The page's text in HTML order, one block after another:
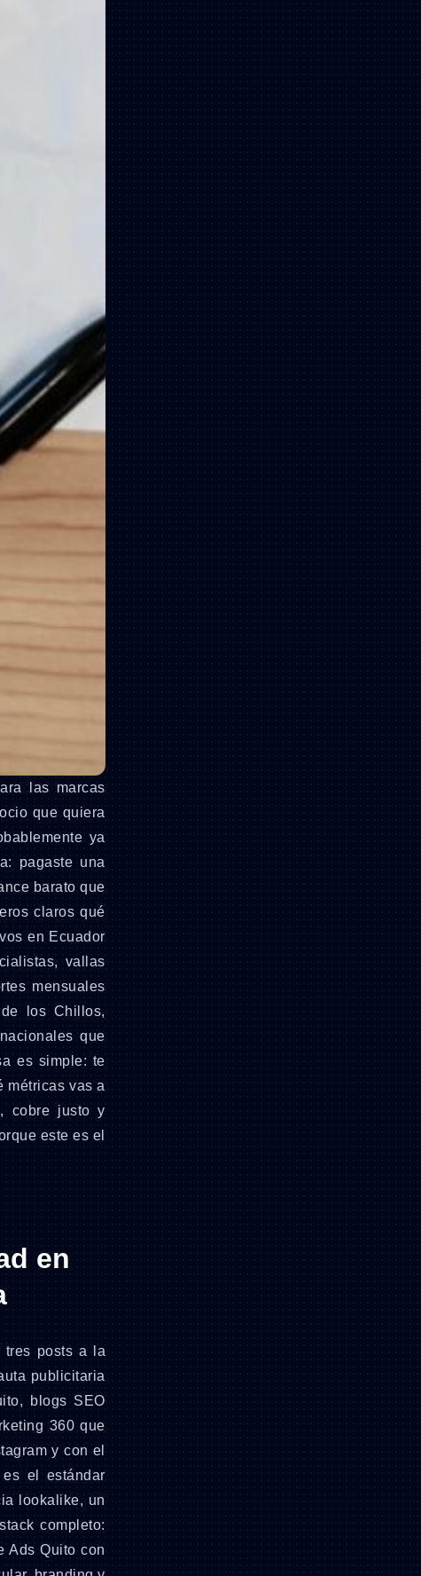
las marcas
que quiera
ya
pagaste una
barato que
claros qué
en Ecuador
vallas
mensuales
los Chillos,
que
es simple: te
métricas vas a
cobre justo y
este es el
en
posts a la
publicitaria
blogs SEO
360 que
y con el
el estándar
lookalike, un
completo:
Ads Quito con